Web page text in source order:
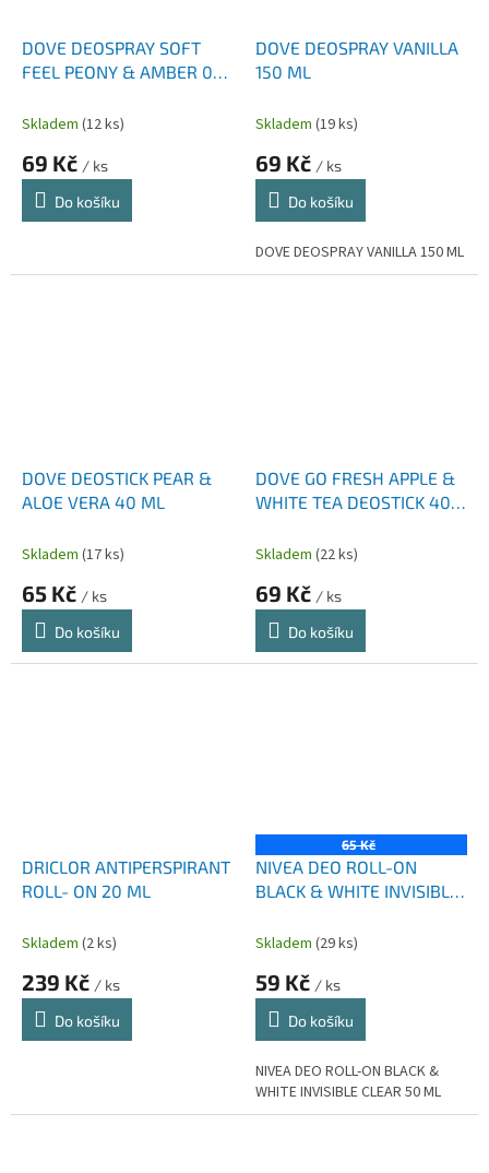
DOVE DEOSPRAY SOFT
FEEL PEONY & AMBER 0%
Skladem (12 ks)
69 Kč / ks
Do košíku
DOVE DEOSPRAY VANILLA
150 ML
Skladem (19 ks)
69 Kč / ks
Do košíku
DOVE DEOSPRAY VANILLA 150 ML
DOVE DEOSTICK PEAR &
ALOE VERA 40 ML
Skladem (17 ks)
65 Kč / ks
Do košíku
DOVE GO FRESH APPLE &
WHITE TEA DEOSTICK 40
Skladem (22 ks)
69 Kč / ks
Do košíku
DRICLOR ANTIPERSPIRANT
ROLL- ON 20 ML
Skladem (2 ks)
239 Kč / ks
Do košíku
65 Kč
NIVEA DEO ROLL-ON
BLACK & WHITE INVISIBLE
Skladem (29 ks)
59 Kč / ks
Do košíku
NIVEA DEO ROLL-ON BLACK &
WHITE INVISIBLE CLEAR 50 ML